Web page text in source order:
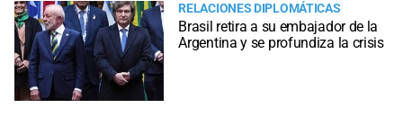
RELACIONES DIPLOMÁTICAS
Brasil retira a su embajador de la
Argentina y se profundiza la crisis